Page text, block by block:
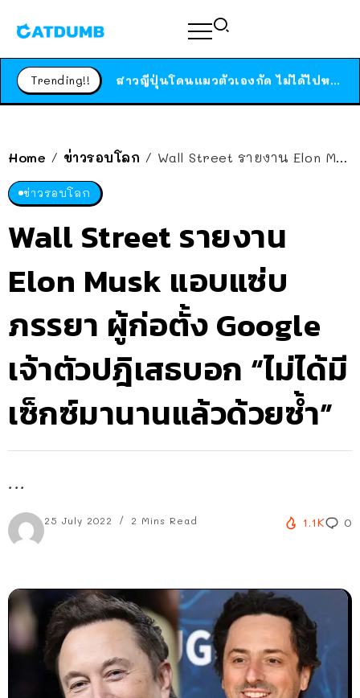
Trending!! ได้เวลาเด็กหนวดรวมตัว RF Online Next เปิดให้เล่นแล้ว เกม Sci-Fi MMORPG ระดับตำนาน เล่นได้ทั้งมือถือและ PC
Home / ข่าวรอบโลก / Wall Street รายงาน Elon Musk แอบแซ่บภรรยา ผู้ก่อตั้ง Google เจ้าตัวปฎิเสธบอก “ไม่ได้มีเซ็กซ์มานานแล้วด้วยซ้ำ”
ข่าวรอบโลก
Wall Street รายงาน
Elon Musk แอบแซ่บ
ภรรยา ผู้ก่อตั้ง Google
เจ้าตัวปฎิเสธบอก “ไม่ได้มี
เซ็กซ์มานานแล้วด้วยซ้ำ”
...
25 July 2022 2 Mins Read 1.1K 0